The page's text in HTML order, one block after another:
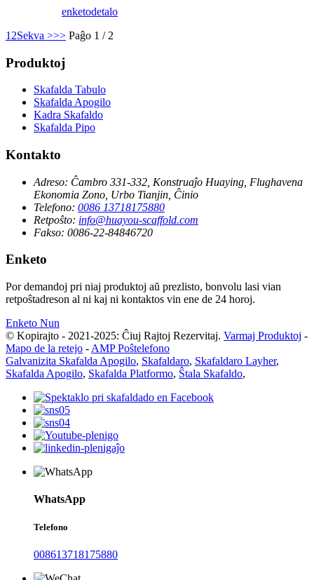
enketodetalo
1 2Sekva >>> Paĝo 1 / 2
Produktoj
Skafalda Tabulo
Skafalda Apogilo
Kadra Skafaldo
Skafalda Pipo
Kontakto
Adreso: Ĉambro 331-332, Konstruaĵo Huaying, Flughavena
Ekonomia Zono, Urbo Tianjin, Ĉinio
Telefono: 0086 13718175880
Retpoŝto: info@huayou-scaffold.com
Fakso: 0086-22-84846720
Enketo
Por demandoj pri niaj produktoj aŭ prezlisto, bonvolu lasi vian
retpoŝtadreson al ni kaj ni kontaktos vin ene de 24 horoj.
Enketo Nun
© Kopirajto - 2021-2025: Ĉiuj Rajtoj Rezervitaj. Varmaj Produktoj -
Mapo de la retejo - AMP Poŝtelefono
Galvanizita Skafalda Apogilo, Skafaldaro, Skafaldaro Layher,
Skafalda Apogilo, Skafalda Platformo, Ŝtala Skafaldo,
WhatsApp
Telefono
008613718175880